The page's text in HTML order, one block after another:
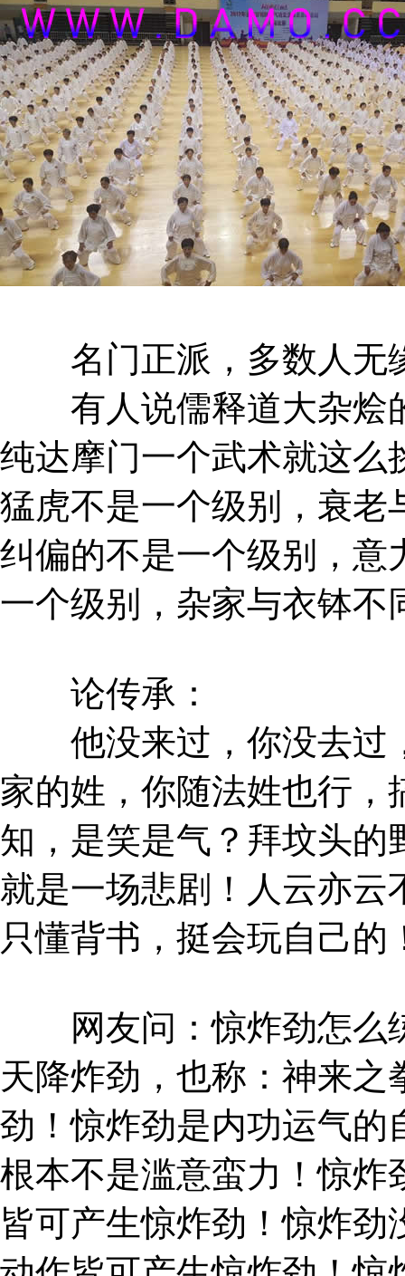
名门正派，多数人无
有人说儒释道大杂烩
纯达摩门一个武术就这么
猛虎不是一个级别，衰老
纠偏的不是一个级别，意
一个级别，杂家与衣钵不
论传承：
他没来过，你没去过
家的姓，你随法姓也行
知，是笑是气？拜坟头的
就是一场悲剧！人云亦云
只懂背书，挺会玩自己的
网友问：惊炸劲怎么
天降炸劲，也称：神来
劲！惊炸劲是内功运气的
根本不是滥意蛮力！惊炸
皆可产生惊炸劲！惊炸